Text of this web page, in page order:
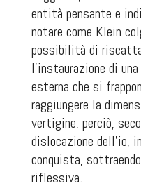
entità pensante e
notare come Klein
possibilità di
l’instaurazione di una
esterna che si
raggiungere la
vertigine, perciò,
dislocazione dell’io,
conquista,
riflessiva.